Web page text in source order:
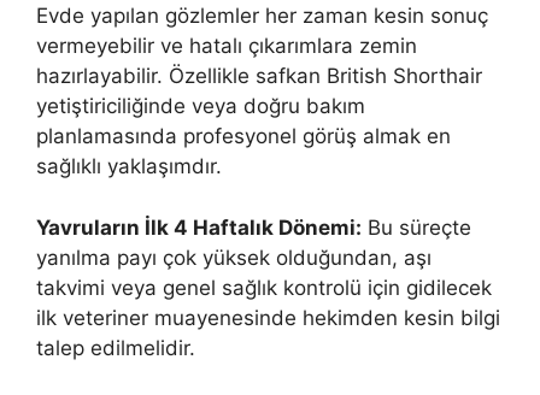
Evde yapılan gözlemler her zaman kesin sonuç
vermeyebilir ve hatalı çıkarımlara zemin
hazırlayabilir. Özellikle safkan British Shorthair
yetiştiriciliğinde veya doğru bakım
planlamasında profesyonel görüş almak en
sağlıklı yaklaşımdır.
Yavruların İlk 4 Haftalık Dönemi: Bu süreçte
yanılma payı çok yüksek olduğundan, aşı
takvimi veya genel sağlık kontrolü için gidilecek
ilk veteriner muayenesinde hekimden kesin bilgi
talep edilmelidir.